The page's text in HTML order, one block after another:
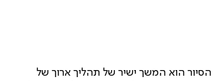
הסיור הוא המשך ישיר של תהליך ארוך של